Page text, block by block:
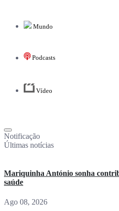
Mundo
Podcasts
Vídeo
Notificação
Últimas notícias
Mariquinha António sonha
saúde
Ago 08, 2026